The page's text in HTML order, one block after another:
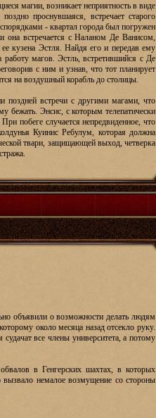
магии, возникает неприятность в виде
проснувшаяся, встречает старого
- квартал города был погружен
встречается с Наланом Де Ванисом,
кузена Эстля. Найдя его и передав ему
магов. Эстль, встретившийся с Де
с ним и узнав, что тот планирует
на воздушный корабль до столицы.
поздней встречи с другими магами, что
бежать. Энсис, с которым телепатически
побеге случается непредвиденное, что
Куинис Ребулум, которая должна
твари, защищающей выход, четверка
объявили о возможности делать людям
около месяца назад отсекло руку.
все члены университета, а потому
в Генгерских шахтах, в которых
немалое возмущение со стороны